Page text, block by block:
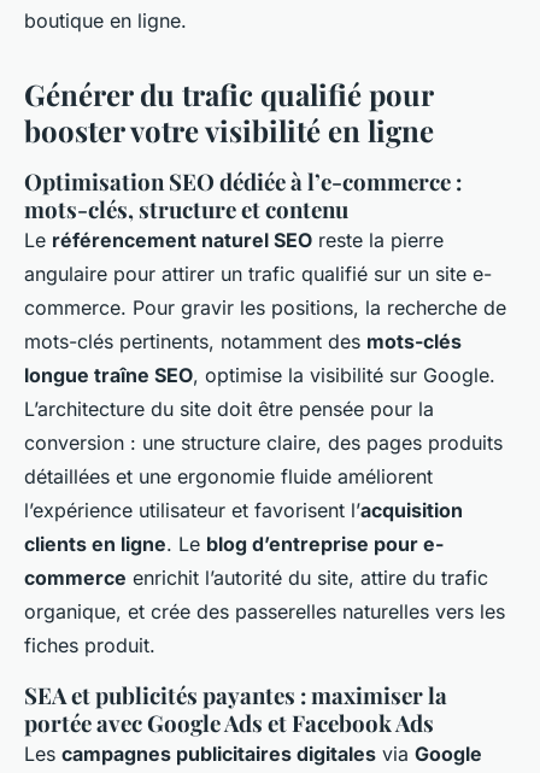
boutique en ligne.
Générer du trafic qualifié pour
booster votre visibilité en ligne
Optimisation SEO dédiée à l’e-commerce :
mots-clés, structure et contenu
Le référencement naturel SEO reste la pierre
angulaire pour attirer un trafic qualifié sur un site e-
commerce. Pour gravir les positions, la recherche de
mots-clés pertinents, notamment des mots-clés
longue traîne SEO, optimise la visibilité sur Google.
L’architecture du site doit être pensée pour la
conversion : une structure claire, des pages produits
détaillées et une ergonomie fluide améliorent
l’expérience utilisateur et favorisent l’acquisition
clients en ligne. Le blog d’entreprise pour e-
commerce enrichit l’autorité du site, attire du trafic
organique, et crée des passerelles naturelles vers les
fiches produit.
SEA et publicités payantes : maximiser la
portée avec Google Ads et Facebook Ads
Les campagnes publicitaires digitales via Google